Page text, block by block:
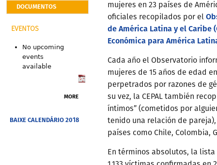
DOCUMENTOS
EVENTOS
No upcoming
events
available
MORE
BAIXE CALENDÁRIO 2018
mujeres en 23 países de
oficiales recopilados por el
de América Latina y el Caribe
Económica para América
Cada año el Observatorio
mujeres de 15 años de edad
perpetrados por razones de
su vez, la CEPAL también
íntimos” (cometidos por
tenido una relación de
países como Chile, Colombia,
En términos absolutos, la